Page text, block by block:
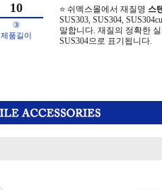
10
③
제품길이
⭐ 쉬멕스몰에서 재질명 스
SUS303, SUS304,
말합니다. 재질의 정확한
SUS304으로 표기됩니다.